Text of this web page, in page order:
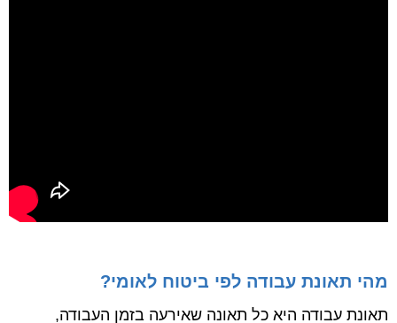
מהי תאונת עבודה לפי ביטוח לאומי?
תאונת עבודה היא כל תאונה שאירעה בזמן העבודה,